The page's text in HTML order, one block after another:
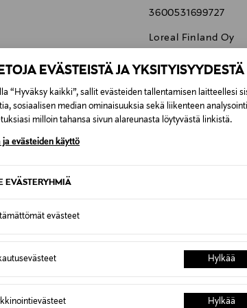
EVÄSTEISTÄ JA YKSITYISYYDESTÄ
“Hyväksy kaikki”, sallit evästeiden tallentamisen laitteellesi
sosiaalisen median ominaisuuksia sekä liikenteen
milloin tahansa sivun alareunasta löytyvästä linkistä.
ja evästeiden käyttö
EVÄSTERYHMIÄ
evästeet
Hylkää
Hylkää
3600531699727
Loreal Finland Oy
Keilaranta 13 A,
Maybelline,
0,00 €
0,00 € – 4,90 €
7,90 €–50,00 €
tilaukseesi. Voit palauttaa tilaamasi tuotteen 30
palauttaa avaamattomissa
NÄISTÄ